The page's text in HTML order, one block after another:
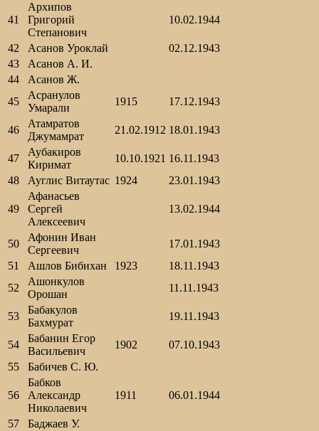
41
Архипов
Григорий
Степанович
10.02.1944
42 Асанов Уроклай
02.12.1943
43
Асанов А. И.
44
Асанов Ж.
45
Асранулов
Умарали
1915 17.12.1943
46
Атамратов
Джумамрат
21.02.1912 18.01.1943
47
Аубакиров
Киримат
10.10.1921 16.11.1943
48
Ауглис Витаутас 1924 23.01.1943
49
Афанасьев
Сергей
Алексеевич
13.02.1944
50
Афонин Иван
Сергеевич
17.01.1943
51
Ашлов Бибихан 1923
18.11.1943
52
Ашонкулов
Орошан
11.11.1943
53
Бабакулов
Бахмурат
19.11.1943
54
Бабанин Егор
Васильевич
1902
07.10.1943
55
Бабичев С. Ю.
56
Бабков
Александр
Николаевич
1911 06.01.1944
57 Баджаев У.